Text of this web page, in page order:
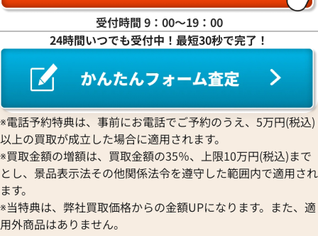
受付時間 9：00〜19：00
24時間いつでも受付中！最短30秒で完了！
※電話予約特典は、事前にお電話でご予約のうえ、5万円(税込)
以上の買取が成立した場合に適用されます。
※買取金額の増額は、買取金額の35％、上限10万円(税込)まで
とし、景品表示法その他関係法令を遵守した範囲内で適用され
ます。
※当特典は、弊社買取価格からの金額UPになります。また、適
用外商品はありません。